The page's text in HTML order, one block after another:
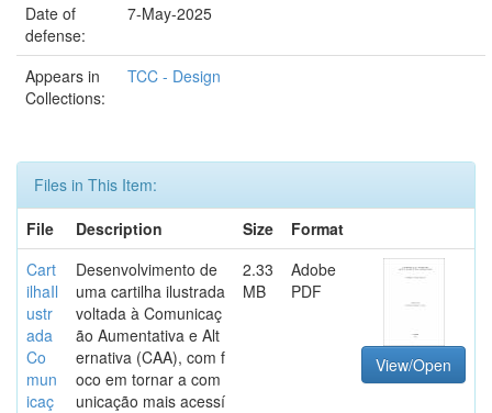
Date of
defense:
7-May-2025
Appears in
Collections:
TCC - Design
Files in This Item:
File
Description Size
Format
Cart
ilhaIl
ustr
ada
Co
mun
icaç
Desenvolvimento de
uma cartilha ilustrada
voltada à Comunicaç
ão Aumentativa e Alt
ernativa (CAA), com f
oco em tornar a com
unicação mais acessí
2.33
MB
Adobe
PDF
View/Open